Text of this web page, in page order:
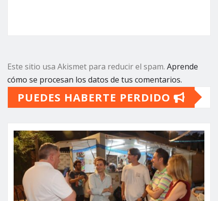
Este sitio usa Akismet para reducir el spam. Aprende
cómo se procesan los datos de tus comentarios.
PUEDES HABERTE PERDIDO